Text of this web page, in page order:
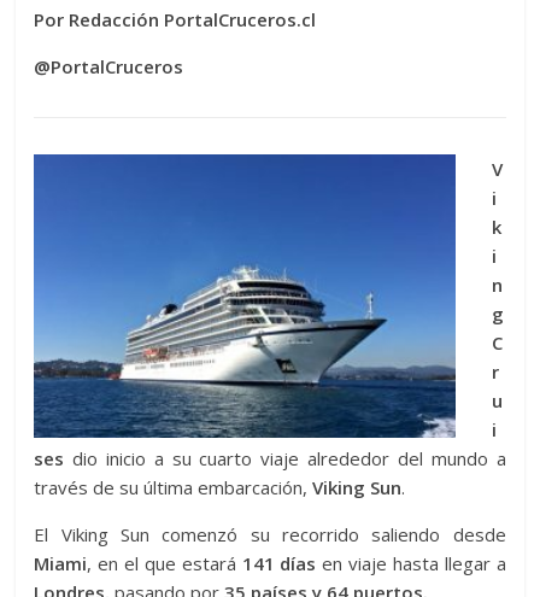
Por Redacción PortalCruceros.cl
@PortalCruceros
V
i
k
i
n
g
C
r
u
i
ses dio inicio a su cuarto viaje alrededor del mundo a
través de su última embarcación, Viking Sun.
El Viking Sun comenzó su recorrido saliendo desde
Miami, en el que estará 141 días en viaje hasta llegar a
Londres, pasando por35 países y 64 puertos.